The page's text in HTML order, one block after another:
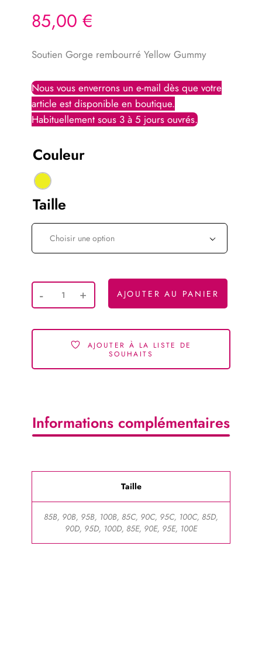
85,00 €
Soutien Gorge rembourré Yellow Gummy
Couleur
Taille
Choisir une option
AJOUTER AU PANIER
AJOUTER À LA LISTE DE
SOUHAITS
Informations complémentaires
Taille
85B, 90B, 95B, 100B, 85C, 90C, 95C, 100C, 85D,
90D, 95D, 100D, 85E, 90E, 95E, 100E